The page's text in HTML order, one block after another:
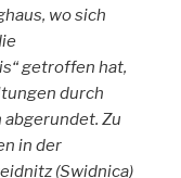
wo sich
getroffen hat,
durch
Zu
in der
(Swidnica)